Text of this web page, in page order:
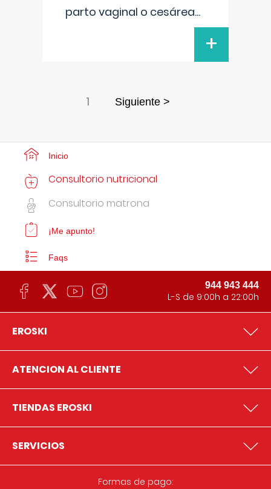
parto vaginal o cesárea...
+
1 Siguiente >
Inicio
Consultorio nutricional
Consultorio matrona
¡Me apunto!
Faqs
944 943 444
L-S de 9:00h a 22:00h
EROSKI
ATENCION AL CLIENTE
TIENDAS EROSKI
SERVICIOS
Formas de pago: